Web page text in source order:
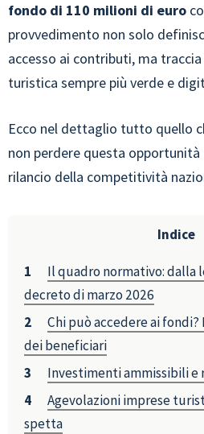
fondo di 110 milioni di euro
provvedimento non solo
accesso ai contributi, ma
turistica sempre più verde e
Ecco nel dettaglio tutto quello
non perdere questa
rilancio della competitività
Indice
Il quadro normativo: dalla
decreto di marzo 2026
Chi può accedere ai
dei beneficiari
Investimenti ammissibili e
Agevolazioni imprese
spetta